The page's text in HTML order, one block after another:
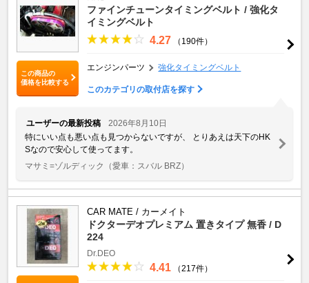
この商品の
価格を比較する
ファインチューンタイミングベルト / 強化タ
イミングベルト
4.27 （190件）
エンジンパーツ 強化タイミングベルト
このカテゴリの取付店を探す
ユーザーの最新投稿
2026年8月10日
特にいい点も悪い点も見つからないですが、 とりあえは天下のHK
Sなので安心して使ってます。
マサミ=ゾルディック
（愛車：スバル BRZ）
CAR MATE / カーメイト
ドクターデオプレミアム 置きタイプ 無香 / D
224
Dr.DEO
4.41 （217件）